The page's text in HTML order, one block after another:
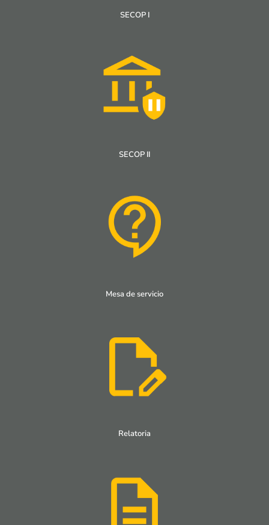
SECOP I
SECOP II
Mesa de servicio
Relatoria